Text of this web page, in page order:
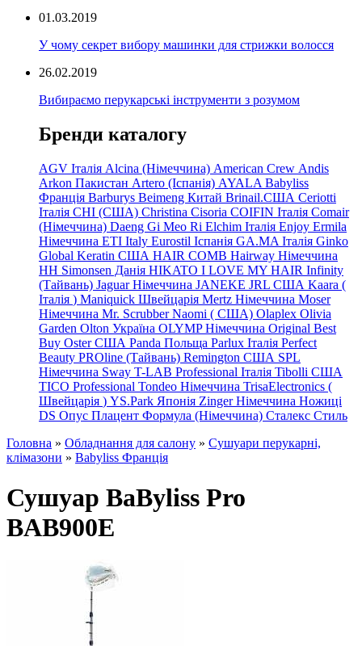
01.03.2019
У чому секрет вибору машинки для стрижки волосся
26.02.2019
Вибираємо перукарські інструменти з розумом
Бренди каталогу
AGV Італія Alcina (Німеччина) American Crew Andis
Arkon Пакистан Artero (Іспанія) AYALA Babyliss
Франція Barburys Beimeng Китай Brinail.США Ceriotti
Італія CHI (США) Christina Cisoria COIFIN Італія Comair
(Німеччина) Daeng Gi Meo Ri Elchim Італія Enjoy Ermila
Німеччина ETI Italy Eurostil Іспанія GA.MA Італія Ginko
Global Keratin США HAIR COMB Hairway Німеччина
HH Simonsen Данія HIKATO I LOVE MY HAIR Infinity
(Тайвань) Jaguar Німеччина JANEKE JRL США Kaara (
Італія ) Maniquick Швейцарія Mertz Німеччина Moser
Німеччина Mr. Scrubber Naomi ( США) Olaplex Olivia
Garden Olton Україна OLYMP Німеччина Original Best
Buy Oster США Panda Польща Parlux Італія Perfect
Beauty PROline (Тайвань) Remington США SPL
Німеччина Sway T-LAB Professional Італія Tibolli США
TICO Professional Tondeo Німеччина TrisaElectronics (
Швейцарія ) YS.Park Японія Zinger Німеччина Ножиці
DS Опус Плацент Формула (Німеччина) Сталекс Стиль
Головна » Обладнання для салону » Сушуари перукарні,
клімазони » Babyliss Франція
Сушуар BaByliss Pro
BAB900E